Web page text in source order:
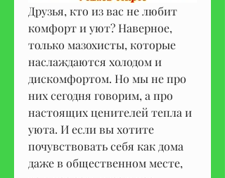
Друзья, кто из вас не любит
комфорт и уют? Наверное,
только мазохисты, которые
наслаждаются холодом и
дискомфортом. Но мы не про
них сегодня говорим, а про
настоящих ценителей тепла и
уюта. И если вы хотите
почувствовать себя как дома
даже в общественном месте,